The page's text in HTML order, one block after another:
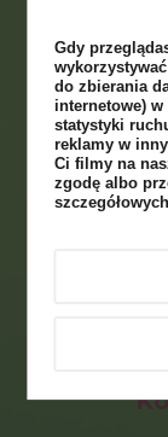
Gdy
do zbierania
internetowe)
statystyki
reklamy w
Ci filmy na
zgodę albo